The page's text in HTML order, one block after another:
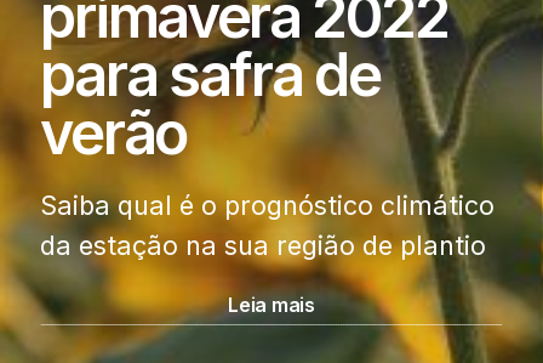
primavera 2022
para safra de
verão
Saiba qual é o prognóstico climático
da estação na sua região de plantio
Leia mais